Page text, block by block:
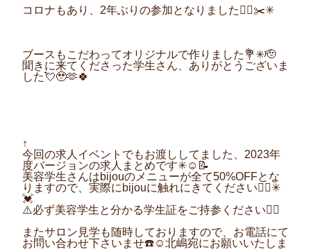
コロナもあり、2年ぶりの参加となりました💇‍♀️✂️✳︎
ブースもこだわってオリジナルで作りました💐✳︎🫡
聞きに来てくださった学生さん、ありがとうございま
した💘🥹🫶🍀
↑
今回の求人イベントでもお渡ししてました、2023年
度バージョンの求人まとめです✳︎☺️📝
美容学生さんはbijouのメニューが全て50%OFFとな
りますので、実際にbijouに触れにきてください💇‍♀️✳︎
💓
⚠️必ず美容学生と分かる学生証をご持参ください🙇‍♀️
またサロン見学も随時しておりますので、お電話にて
お問い合わせ下さいませ☎️☺️北嶋宛にお願いいたしま